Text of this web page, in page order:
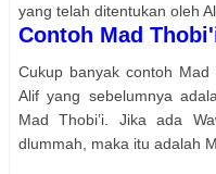
yang telah ditentukan oleh
Contoh Mad
Cukup banyak contoh
Alif yang sebelumnya
Mad Thobi’i. Jika ada
dlummah, maka itu adalah